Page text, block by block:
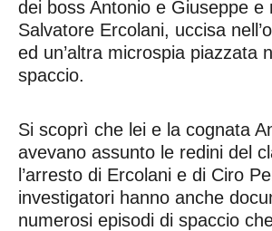
dei boss Antonio e Giuseppe e
Salvatore Ercolani, uccisa
ed un’altra microspia piazzata
spaccio.
Si scoprì che lei e la cognata
avevano assunto le redini del
l’arresto di Ercolani e di Ciro
investigatori hanno anche
numerosi episodi di spaccio